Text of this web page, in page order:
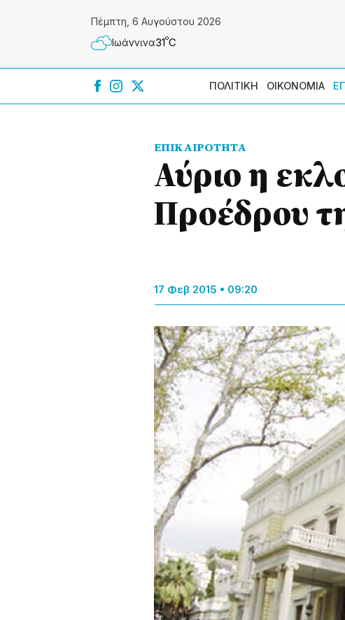
Πέμπτη, 6 Αυγούστου 2026
Ιωάννɩνα31ºC
ΠΟΛΙΤΙΚΗ ΟΙΚΟΝΟΜΙΑ
ΕΠΙΚΑΙΡΟΤΗΤΑ
Αύριο η
Προέδρου
17 Φεβ 2015 • 09:20